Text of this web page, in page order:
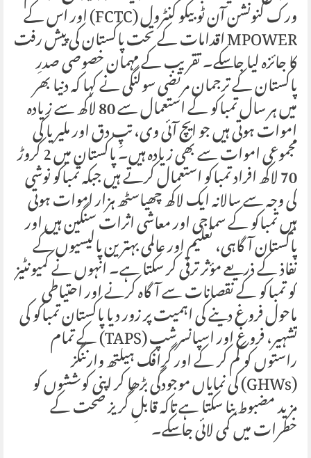
ورک کنونشن آن ٹوبیکو کنٹرول (FCTC) اور اس کے
MPOWER اقدامات کے تحت پاکستان کی پیش رفت
کا جائزہ لیا جا سکے۔ تقریب کے مہمان خصوصی صدرِ
پاکستان کے ترجمان مرتضی سولنگی نے کہا کہ دنیا بھر
میں ہر سال تمباکو کے استعمال سے 80 لاکھ سے زیادہ
اموات ہوتی ہیں جو ایچ آئی وی، تپِ دق اور ملیریا کیمجموعی اموات سے بھی زیادہ ہیں۔ پاکستان میں 2 کروڑ
70 لاکھ افراد تمباکو استعمال کرتے ہیں جبکہ تمباکو نوشی
کی وجہ سے سالانہ ایک لاکھ چھیاسٹھ ہزار اموات ہوتی
ہیں تمباکو کے سماجی اور معاشی اثرات سنگین ہیں اور
پاکستان آگاہی، تعلیم اور عالمی بہترین پالیسیوں کے
نفاذ کے ذریعے مؤثر ترقی کر سکتا ہے۔ انہوں نے کمیونٹیز
کو تمباکو کے نقصانات سے آگاہ کرنے اور احتیاطی
ماحول فروغ دینے کی اہمیت پر زور دیاـ پاکستان تمباکو کی
تشہیر، فروغ اور اسپانسرشپ (TAPS) کے تمام
راستوں کو کم کر کے اور گرافک ہیلتھ وارننگز
(GHWs) کی نمایاں موجودگی بڑھا کر اپنی کوششوں کو
مزید مضبوط بنا سکتا ہے تاکہ قابلِ گریز صحت کے
خطرات میں کمی لائی جا سکے۔